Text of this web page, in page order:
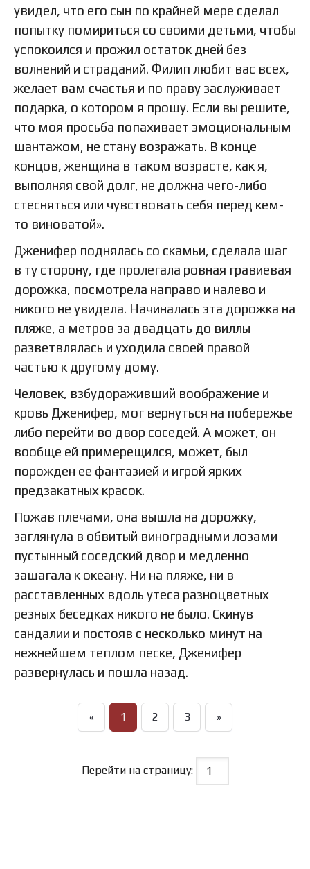
увидел, что его сын по крайней мере сделал
попытку помириться со своими детьми, чтобы
успокоился и прожил остаток дней без
волнений и страданий. Филип любит вас всех,
желает вам счастья и по праву заслуживает
подарка, о котором я прошу. Если вы решите,
что моя просьба попахивает эмоциональным
шантажом, не стану возражать. В конце
концов, женщина в таком возрасте, как я,
выполняя свой долг, не должна чего-либо
стесняться или чувствовать себя перед кем-
то виноватой».
Дженифер поднялась со скамьи, сделала шаг
в ту сторону, где пролегала ровная гравиевая
дорожка, посмотрела направо и налево и
никого не увидела. Начиналась эта дорожка на
пляже, а метров за двадцать до виллы
разветвлялась и уходила своей правой
частью к другому дому.
Человек, взбудораживший воображение и
кровь Дженифер, мог вернуться на побережье
либо перейти во двор соседей. А может, он
вообще ей примерещился, может, был
порожден ее фантазией и игрой ярких
предзакатных красок.
Пожав плечами, она вышла на дорожку,
заглянула в обвитый виноградными лозами
пустынный соседский двор и медленно
зашагала к океану. Ни на пляже, ни в
расставленных вдоль утеса разноцветных
резных беседках никого не было. Скинув
сандалии и постояв с несколько минут на
нежнейшем теплом песке, Дженифер
развернулась и пошла назад.
« 1 2 3 »
Перейти на страницу: